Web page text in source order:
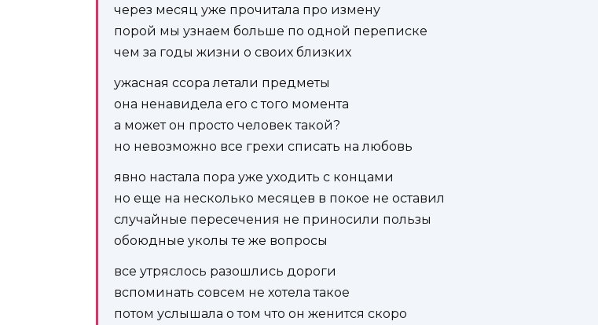
через месяц уже прочитала про измену
порой мы узнаем больше по одной переписке
чем за годы жизни о своих близких
ужасная ссора летали предметы
она ненавидела его с того момента
а может он просто человек такой?
но невозможно все грехи списать на любовь
явно настала пора уже уходить с концами
но еще на несколько месяцев в покое не оставил
случайные пересечения не приносили пользы
обоюдные уколы те же вопросы
все утряслось разошлись дороги
вспоминать совсем не хотела такое
потом услышала о том что он женится скоро